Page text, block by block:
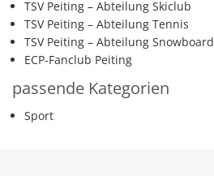
TSV Peiting – Abteilung Skiclub
TSV Peiting – Abteilung Tennis
TSV Peiting – Abteilung Snowboard
ECP-Fanclub Peiting
passende Kategorien
Sport